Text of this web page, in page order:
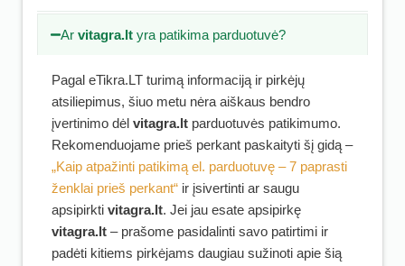
Arvitagra.lt yra patikima parduotuvė?
Pagal eTikra.LT turimą informaciją ir pirkėjų
atsiliepimus, šiuo metu nėra aiškaus bendro
įvertinimo dėl vitagra.lt parduotuvės patikimumo.
Rekomenduojame prieš perkant paskaityti šį gidą –
„Kaip atpažinti patikimą el. parduotuvę – 7 paprasti
ženklai prieš perkant“ ir įsivertinti ar saugu
apsipirkti vitagra.lt. Jei jau esate apsipirkę
vitagra.lt – prašome pasidalinti savo patirtimi ir
padėti kitiems pirkėjams daugiau sužinoti apie šią